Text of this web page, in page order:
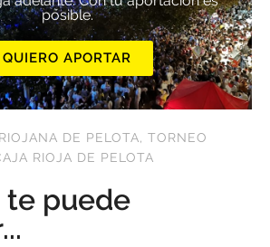
posible.
QUIERO APORTAR
DE PELOTA, TORNEO
RIOJA DE PELOTA
te puede